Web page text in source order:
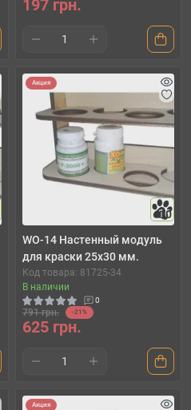
197 грн.
Акция
10
WO-14 Настенный модуль
для краски 25х30 мм.
Код товара: 81725-34
В наличии
0
791 грн. -21%
625 грн.
Акция